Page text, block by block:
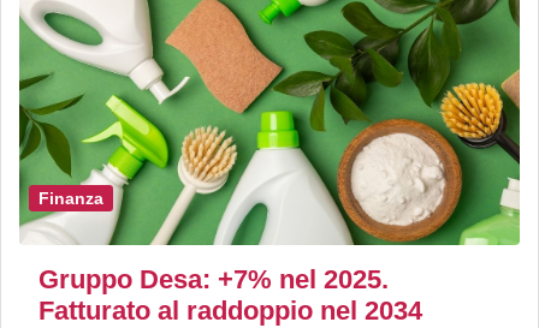
Finanza
Gruppo Desa: +7% nel 2025.
Fatturato al raddoppio nel 2034